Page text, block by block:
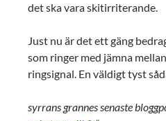
det ska vara skitirriterande.
Just nu är det ett gäng
som ringer med jämna
ringsignal. En väldigt tyst
syrrans grannes senaste